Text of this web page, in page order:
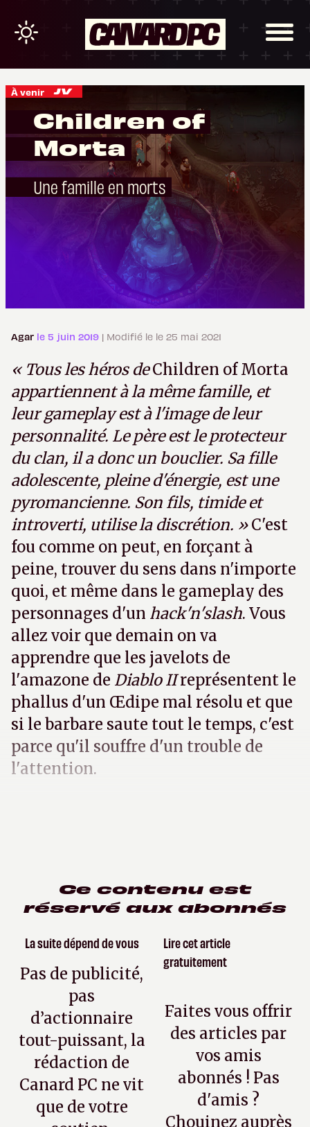
À venir
Children of
Morta
Une famille en morts
Agar le 5 juin 2019 | Modifié le le 25 mai 2021
« Tous les héros deChildren of Morta
appartiennent à la même famille, et
leur gameplay est à l'image de leur
personnalité. Le père est le protecteur
du clan, il a donc un bouclier. Sa fille
adolescente, pleine d'énergie, est une
pyromancienne. Son fils, timide et
introverti, utilise la discrétion. »C'est
fou comme on peut, en forçant à
peine, trouver du sens dans n'importe
quoi, et même dans le gameplay des
personnages d'un hack'n'slash. Vous
allez voir que demain on va
apprendre que les javelots de
l'amazone de Diablo IIreprésentent le
phallus d'un Œdipe mal résolu et que
si le barbare saute tout le temps, c'est
parce qu'il souffre d'un trouble de
l'attention.
Ce contenu est
réservé aux abonnés
La suite dépend de vous
Pas de publicité,
pas
d’actionnaire
tout-puissant, la
rédaction de
Canard PC ne vit
que de votre
Lire cet article
gratuitement
Faites vous offrir
des articles par
vos amis
abonnés ! Pas
d'amis ?
Chouinez auprès